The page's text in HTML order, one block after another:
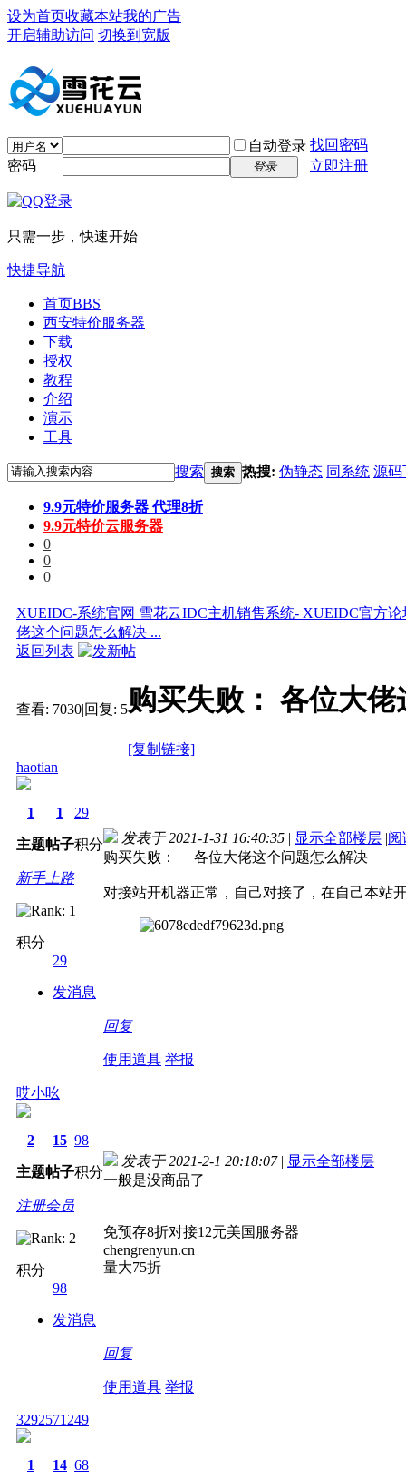
设为首页收藏本站我的广告
开启辅助访问 切换到宽版
自动登录 找回密码
密码
登录 立即注册
只需一步，快速开始
快捷导航
首页BBS
西安特价服务器
下载
授权
教程
介绍
演示
工具
搜索 搜索 热搜: 伪静态 同系统 源码
9.9元特价服务器 代理8折
9.9元特价云服务器
0
0
0
XUEIDC-系统官网 雪花云IDC主机销售系统- XUEIDC官方
佬这个问题怎么解决 ...
返回列表
查看: 7030|回复: 5购买失败： 各位大
[复制链接]
haotian
1
主题
1
帖子
29
积分
新手上路
积分
29
发消息
发表于 2021-1-31 16:40:35 | 显示全部楼层 |阅
购买失败： 各位大佬这个问题怎么解决
对接站开机器正常，自己对接了，在自己本站
回复
使用道具 举报
哎小吆
2
主题
15
帖子
98
积分
注册会员
积分
98
发消息
发表于 2021-2-1 20:18:07 | 显示全部楼层
一般是没商品了
免预存8折对接12元美国服务器
chengrenyun.cn
量大75折
回复
使用道具 举报
3292571249
1 14 68